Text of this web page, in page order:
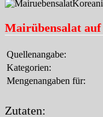
Mairübensalat
Quellenangabe:
Kategorien:
Mengenangaben für:
Zutaten: